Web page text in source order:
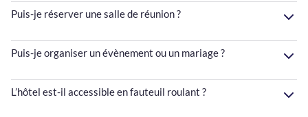
Puis-je réserver une salle de réunion ?
Puis-je organiser un évènement ou un mariage ?
L’hôtel est-il accessible en fauteuil roulant ?